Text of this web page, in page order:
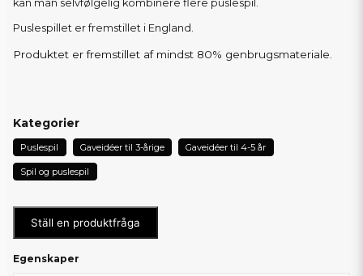
kan man selvfølgelig kombinere flere puslespil.
Puslespillet er fremstillet i England.
Produktet er fremstillet af mindst 80% genbrugsmateriale.
Kategorier
Puslespil Gaveidéer til 3-årige Gaveidéer til 4-5 år
Spil og puslespil
Ställ en produktfråga
Egenskaper